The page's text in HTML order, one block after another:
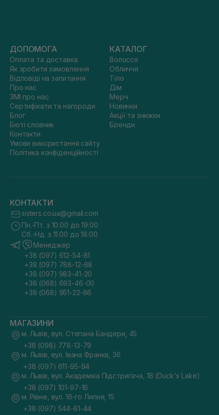
подобається більше.
ДОПОМОГА
Оплата та доставка
Як зробити замовлення
Відповіді на запитання
Про нас
ЗМІ про нас
Сертифікати та нагороди
Блог
Бюті словник
Контакти
Умови використання сайту
Політика конфіденційності
КАТАЛОГ
Волосся
Обличчя
Тіло
Дім
Мерч
Новинки
Акції та знижки
Бренди
КОНТАКТИ
sisters.co.ua@gmail.com
Пн.-Пт. з 10:00 до 19:00
Сб.-Нд. з 11:00 до 18:00
Менеджер
+38 (097) 612-54-81
+38 (097) 788-12-88
+38 (097) 983-41-20
+38 (068) 693-46-00
+38 (068) 951-22-86
МАГАЗИНИ
м. Львів, вул. Степана Бандери, 45
+38 (098) 778-13-79
м. Львів, вул. Івана Франка, 36
+38 (097) 611-95-94
м. Львів, вул. Академіка Підстригача, 1В (Duck's Lake)
+38 (097) 101-97-16
м. Рівне, вул. 16-го Липня, 15
+38 (097) 544-61-44